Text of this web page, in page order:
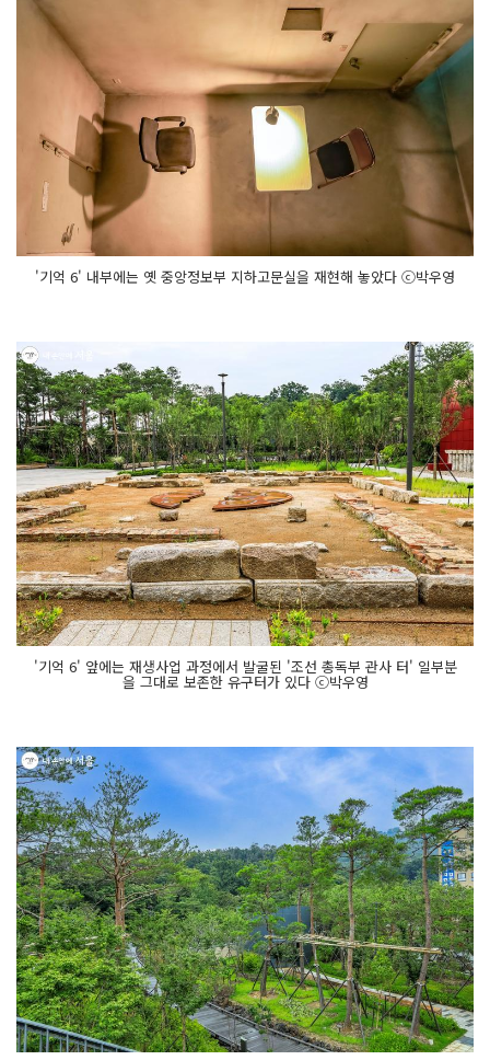
'기억 6' 내부에는 옛 중앙정보부 지하고문실을 재현해 놓았다 ⓒ박우영
'기억 6' 앞에는 재생사업 과정에서 발굴된 '조선 총독부 관사 터' 일부분
을 그대로 보존한 유구터가 있다 ⓒ박우영